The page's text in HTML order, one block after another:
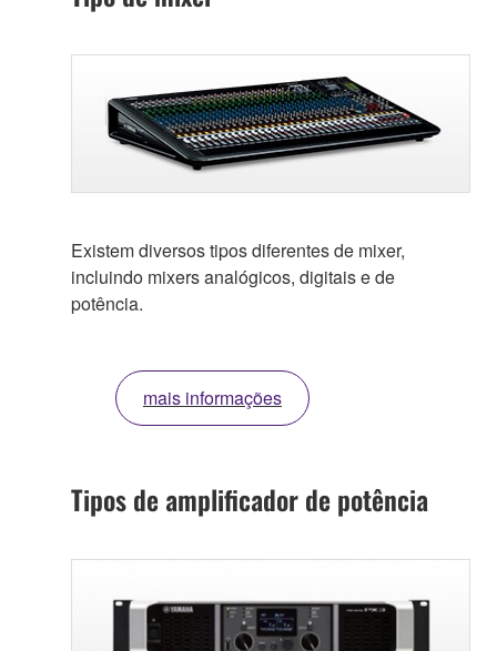
Existem diversos tipos diferentes de mixer,
incluindo mixers analógicos, digitais e de
potência.
mais informações
Tipos de amplificador de potência